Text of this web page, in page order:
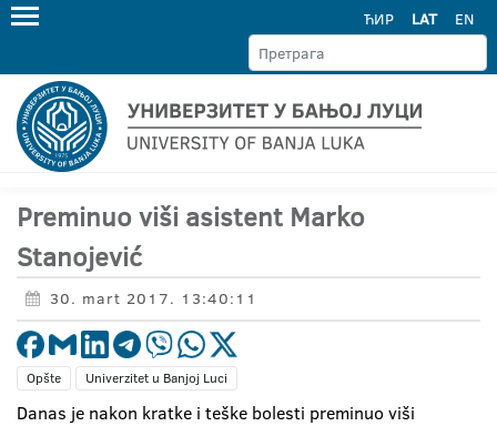
ЋИР LAT EN
Preminuo viši asistent Marko
Stanojević
30. mart 2017. 13:40:11
Opšte Univerzitet u Banjoj Luci
Danas je nakon kratke i teške bolesti preminuo viši